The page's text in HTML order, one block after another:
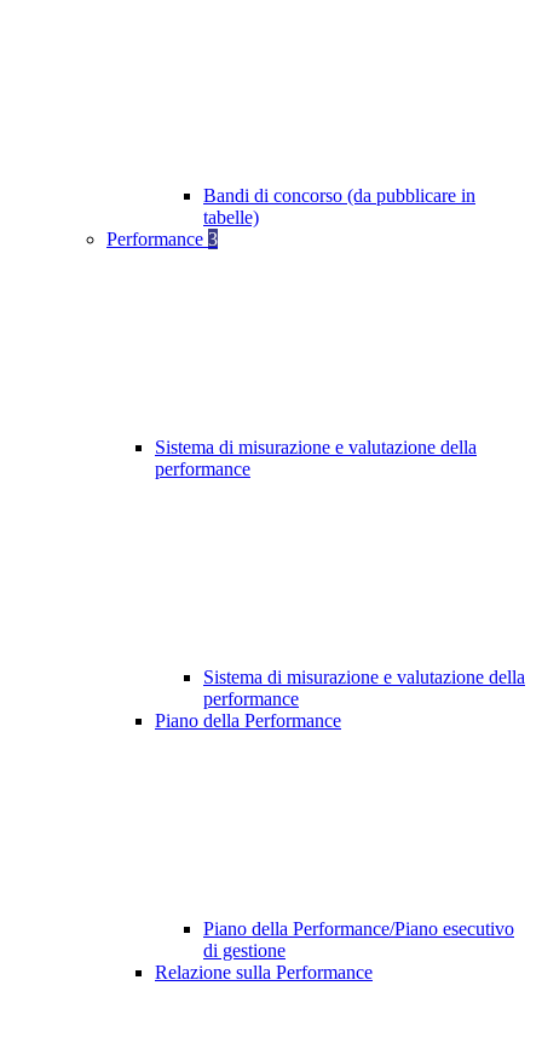
Bandi di concorso (da pubblicare in
tabelle)
Performance 3
Sistema di misurazione e valutazione della
performance
Sistema di misurazione e valutazione della
performance
Piano della Performance
Piano della Performance/Piano esecutivo
di gestione
Relazione sulla Performance